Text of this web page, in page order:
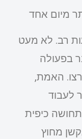
מיום אחד
רב. לא מעט
בפעולה
האמת,
לעבוד
כיפית
מחוץ